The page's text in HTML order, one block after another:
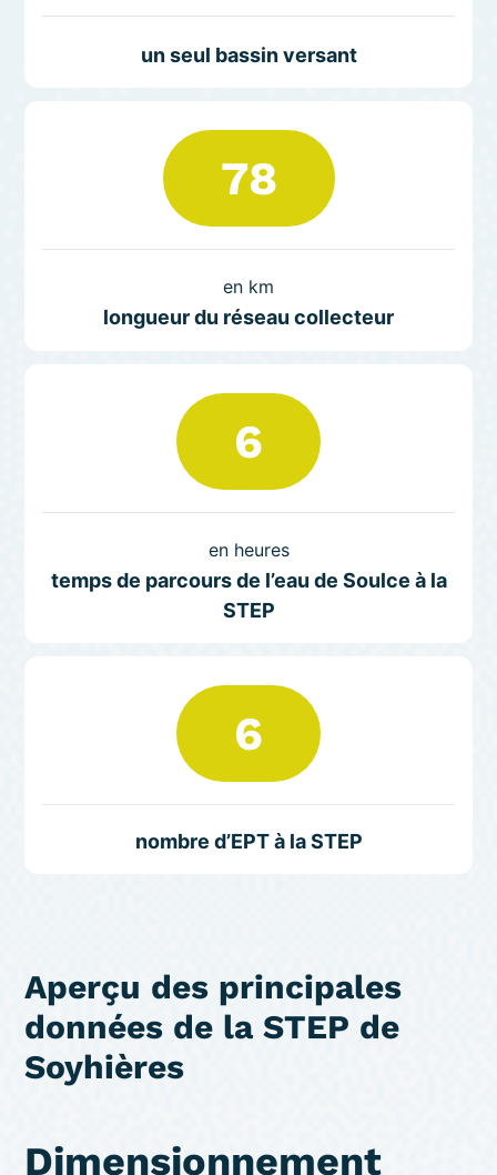
un seul bassin versant
78
en km
longueur du réseau collecteur
6
en heures
temps de parcours de l’eau de Soulce à la
STEP
6
nombre d’EPT à la STEP
Aperçu des principales
données de la STEP de
Soyhières
Dimensionnement